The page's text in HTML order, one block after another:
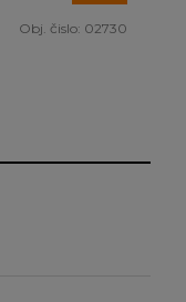
Obj. čislo: 02730